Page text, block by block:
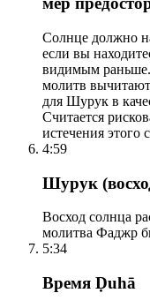
Солнце должно
если вы
видимым раньше.
молитв
для Шурук в
Считается
истечения этого
4:59
Шурук
Восход солнца
молитва Фаджр
5:34
Время Ḍuhā